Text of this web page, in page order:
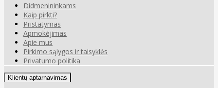
Didmenininkams
Kaip pirkti?
Pristatymas
Apmokėjimas
Apie mus
Pirkimo sąlygos ir taisyklės
Privatumo politika
Klientų aptarnavimas